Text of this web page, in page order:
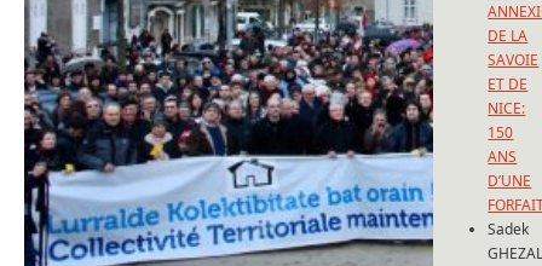
DE LA
SAVOIE
ET DE
NICE:
150
ANS
D’UNE
Sadek